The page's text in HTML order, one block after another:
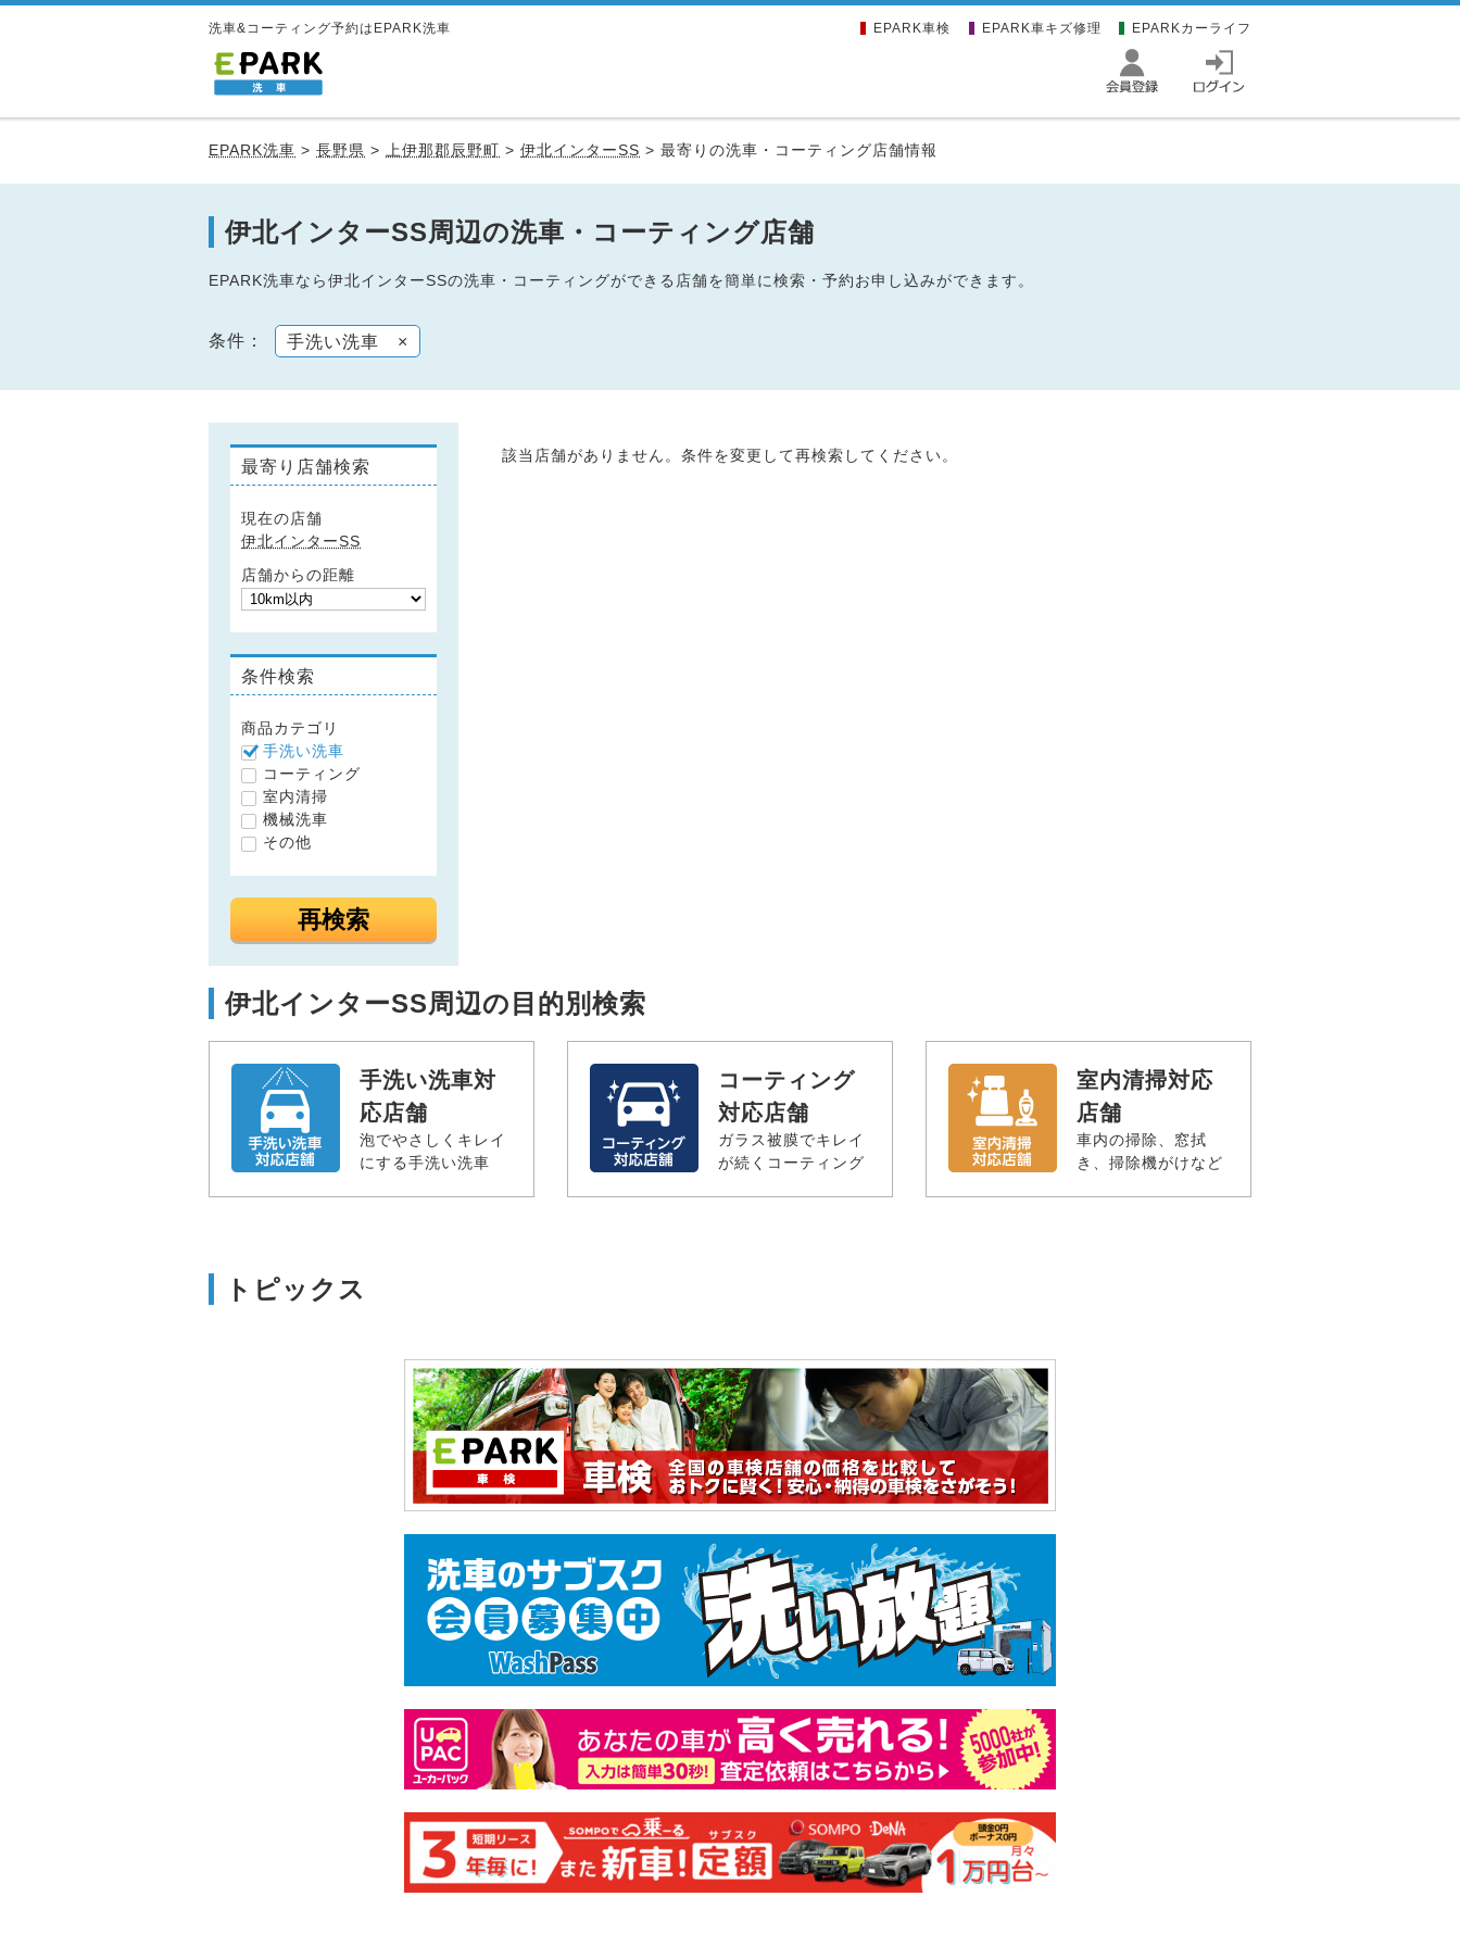
洗車&コーティング予約はEPARK洗車 EPARK車検 EPARK車キズ修理 EPARKカーライフ
EPARK洗車 > 長野県 > 上伊那郡辰野町 > 伊北インターSS > 最寄りの洗車・コーティング店舗情報
伊北インターSS周辺の洗車・コーティング店舗
EPARK洗車なら伊北インターSSの洗車・コーティングができる店舗を簡単に検索・予約お申し込みができます。
条件： 手洗い洗車 ×
最寄り店舗検索
現在の店舗
伊北インターSS
店舗からの距離
条件検索
商品カテゴリ
手洗い洗車
コーティング
室内清掃
機械洗車
その他
再検索
該当店舗がありません。条件を変更して再検索してください。
伊北インターSS周辺の目的別検索
手洗い洗車対
応店舗
泡でやさしくキレイ
にする手洗い洗車
コーティング
対応店舗
ガラス被膜でキレイ
が続くコーティング
室内清掃対応
店舗
車内の掃除、窓拭
き、掃除機がけなど
トピックス